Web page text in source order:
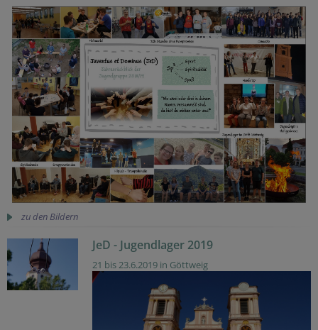
zu den Bildern
JeD - Jugendlager 2019
21 bis 23.6.2019 in Göttweig